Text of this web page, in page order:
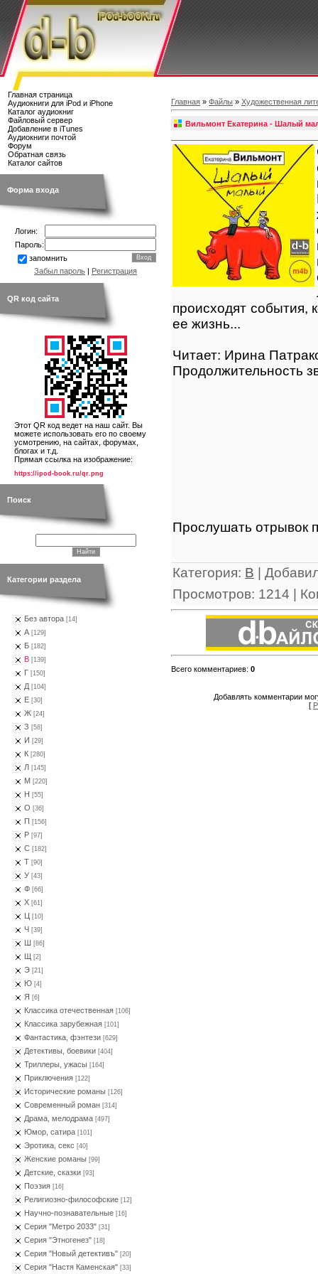
Главная страница
Аудиокниги для iPod и iPhone
Каталог аудиокниг
Файловый сервер
Добавление в iTunes
Аудиокниги почтой
Форум
Обратная связь
Каталог сайтов
Форма входа
Логин:
Пароль:
запомнить
Забыл пароль | Регистрация
QR код сайта
Этот QR код ведет на наш сайт. Вы
можете использовать его по своему
усмотрению, на сайтах, форумах,
блогах и т.д.
Прямая ссылка на изображение:
https://ipod-book.ru/qr.png
Поиск
Категории раздела
Без автора [14]
А [129]
Б [182]
В [139]
Г [150]
Д [104]
Е [30]
Ж [24]
З [58]
И [29]
К [280]
Л [145]
М [220]
Н [55]
О [36]
П [156]
Р [97]
С [182]
Т [90]
У [43]
Ф [66]
Х [61]
Ц [10]
Ч [39]
Ш [86]
Щ [2]
Э [21]
Ю [4]
Я [6]
Классика отечественная [106]
Классика зарубежная [101]
Фантастика, фэнтези [629]
Детективы, боевики [404]
Триллеры, ужасы [164]
Приключения [122]
Исторические романы [126]
Современный роман [314]
Драма, мелодрама [497]
Юмор, сатира [101]
Эротика, секс [40]
Женские романы [99]
Детские, сказки [93]
Поэзия [16]
Религиозно-философские [12]
Научно-познавательные [16]
Серия "Метро 2033" [31]
Серия "Этногенез" [18]
Серия "Новый детективъ" [20]
Серия "Настя Каменская" [33]
Главная » Файлы » Художественная
Вильмонт Екатерина - Шалый
происходят события,
ее жизнь...
Читает: Ирина
Продолжительность
Прослушать отрывок
Категория: В |
Просмотров: 1214 |
Всего комментариев: 0
Добавлять комментарии
[